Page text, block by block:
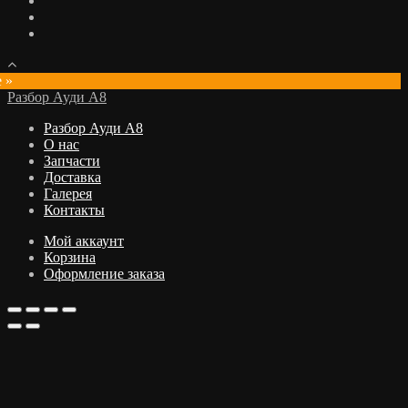
»
Разбор Ауди А8
Разбор Ауди А8
О нас
Запчасти
Доставка
Галерея
Контакты
Мой аккаунт
Корзина
Оформление заказа